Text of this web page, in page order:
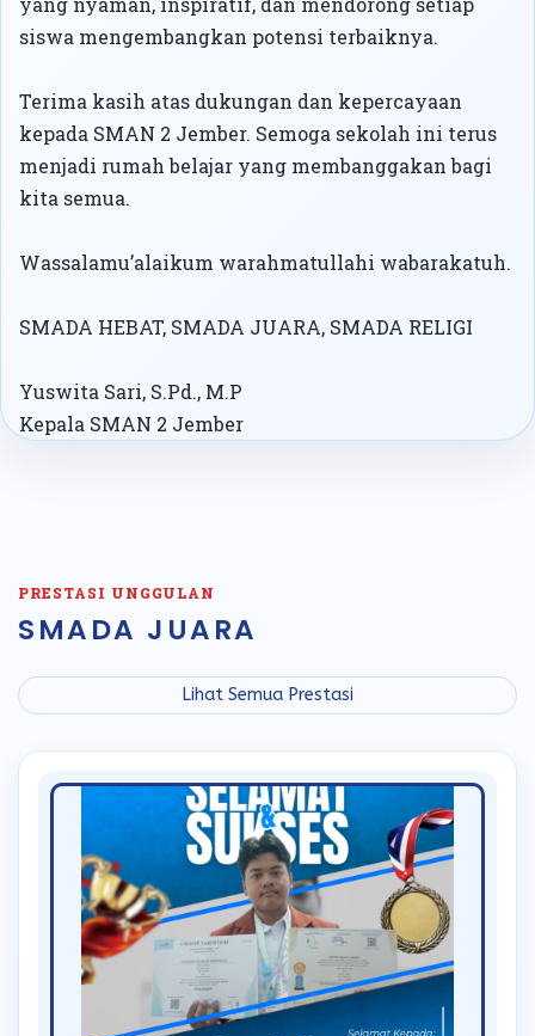
siswa mengembangkan potensi terbaiknya.
Terima kasih atas dukungan dan kepercayaan
kepada SMAN 2 Jember. Semoga sekolah ini terus
menjadi rumah belajar yang membanggakan bagi
kita semua.
Wassalamu’alaikum warahmatullahi wabarakatuh.
SMADA HEBAT, SMADA JUARA, SMADA RELIGI
Yuswita Sari, S.Pd., M.P
Kepala SMAN 2 Jember
PRESTASI UNGGULAN
SMADA JUARA
Lihat Semua Prestasi